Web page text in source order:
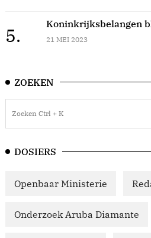
5.
Koninkrijksbelangen
21 MEI 2023
ZOEKEN
DOSIERS
Openbaar Ministerie
Onderzoek Aruba Diamante